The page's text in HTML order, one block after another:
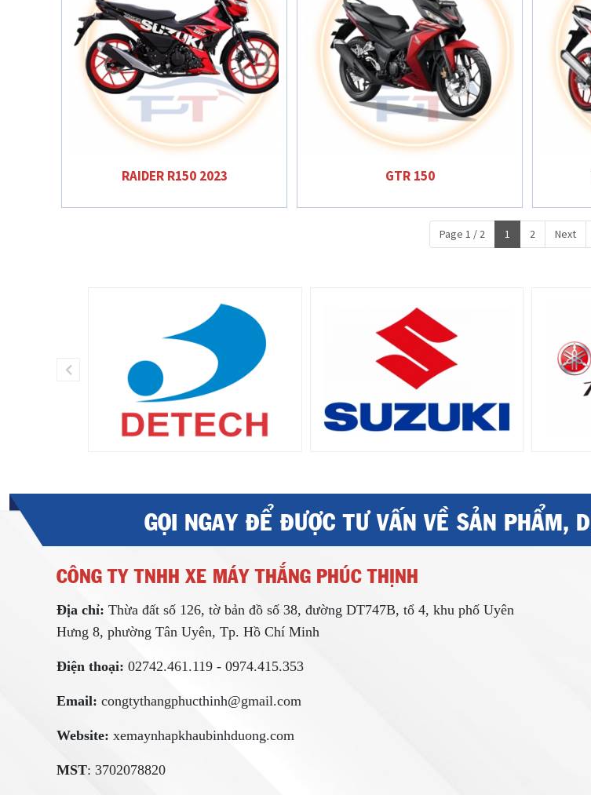
RAIDER R150 2023 GTR 150
Page 1 / 2 1 2 Next
GỌI NGAY ĐỂ ĐƯỢC TƯ VẤN VỀ SẢN PHẨM,
CÔNG TY TNHH XE MÁY THẮNG PHÚC THỊNH
Địa chỉ: Thừa đất số 126, tờ bản đồ số 38, đường DT747B, tổ 4, khu phố Uyên
Hưng 8, phường Tân Uyên, Tp. Hồ Chí Minh
Điện thoại: 02742.461.119 - 0974.415.353
Email: congtythangphucthinh@gmail.com
Website: xemaynhapkhaubinhduong.com
MST: 3702078820